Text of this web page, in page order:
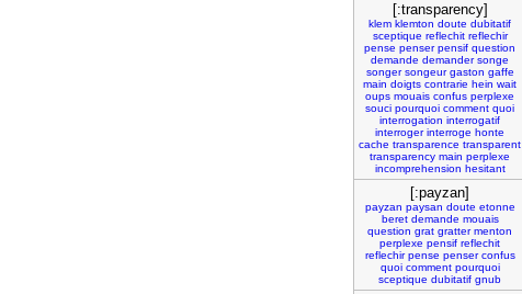
[:transparency]
klem klemton doute dubitatif
sceptique reflechit reflechir
pense penser pensif question
demande demander songe
songer songeur gaston gaffe
main doigts contrarie hein wait
oups mouais confus perplexe
souci pourquoi comment quoi
interrogation interrogatif
interroger interroge honte
cache transparence transparent
transparency main perplexe
incomprehension hesitant
[:payzan]
payzan paysan doute etonne
beret demande mouais
question grat gratter menton
perplexe pensif reflechit
reflechir pense penser confus
quoi comment pourquoi
sceptique dubitatif gnub